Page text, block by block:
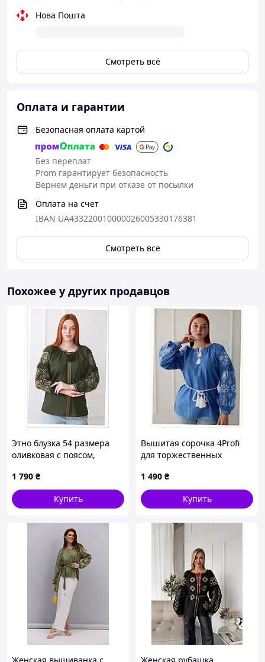
Нова Пошта
Смотреть всё
Оплата и гарантии
Безопасная оплата картой
Без переплат
Prom гарантирует безопасность
Вернем деньги при отказе от посылки
Оплата на счет
IBAN UA433220010000026005330176381
Смотреть всё
Похожее у других продавцов
Этно блузка 54 размера
оливковая с поясом,
1 790 ₴
Купить
Вышитая сорочка 4Profi
для торжественных
1 490 ₴
Купить